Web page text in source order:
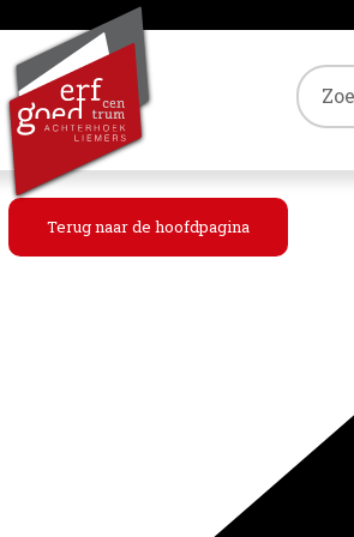
Terug naar de hoofdpagina